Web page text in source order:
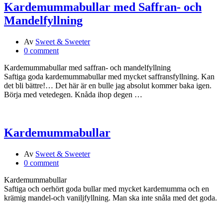
Kardemummabullar med Saffran- och
Mandelfyllning
Av Sweet & Sweeter
0 comment
Kardemummabullar med saffran- och mandelfyllning
Saftiga goda kardemummabullar med mycket saffransfyllning. Kan
det bli bättre!… Det här är en bulle jag absolut kommer baka igen.
Börja med vetedegen. Knåda ihop degen …
Kardemummabullar
Av Sweet & Sweeter
0 comment
Kardemummabullar
Saftiga och oerhört goda bullar med mycket kardemumma och en
krämig mandel-och vaniljfyllning. Man ska inte snåla med det goda.